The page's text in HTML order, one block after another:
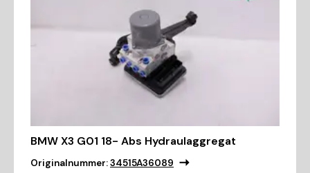
BMW X3 G01 18- Abs Hydraulaggregat
Originalnummer:34515A36089